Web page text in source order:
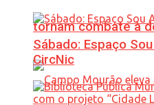
tornam combate à
Sábado: Espaço
CircNic